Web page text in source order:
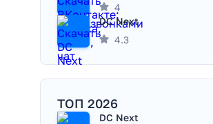
4
DC Next
4.3
ТОП 2026
DC Next